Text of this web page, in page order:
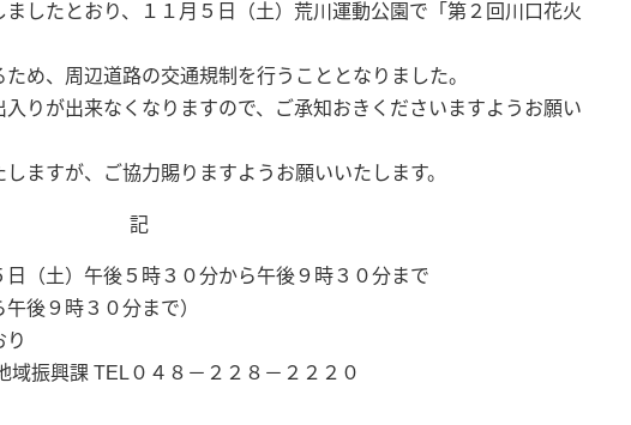
したとおり、１１月５日（土）荒川運動公園で「第２回川口花火
め、周辺道路の交通規制を行うこととなりました。
りが出来なくなりますので、ご承知おきくださいますようお願い
ますが、ご協力賜りますようお願いいたします。
記
（土）午後５時３０分から午後９時３０分まで
後９時３０分まで）
り
域振興課 TEL０４８－２２８－２２２０